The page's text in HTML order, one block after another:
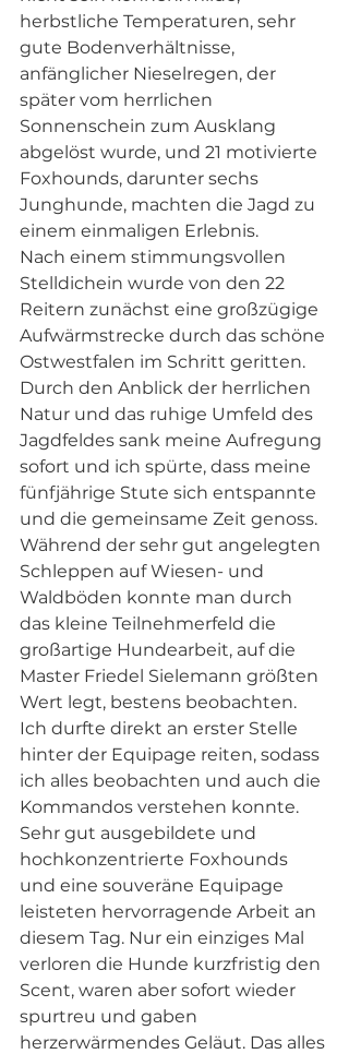
herbstliche Temperaturen, sehr
gute Bodenverhältnisse,
anfänglicher Nieselregen, der
später vom herrlichen
Sonnenschein zum Ausklang
abgelöst wurde, und 21 motivierte
Foxhounds, darunter sechs
Junghunde, machten die Jagd zu
einem einmaligen Erlebnis.
Nach einem stimmungsvollen
Stelldichein wurde von den 22
Reitern zunächst eine großzügige
Aufwärmstrecke durch das schöne
Ostwestfalen im Schritt geritten.
Durch den Anblick der herrlichen
Natur und das ruhige Umfeld des
Jagdfeldes sank meine Aufregung
sofort und ich spürte, dass meine
fünfjährige Stute sich entspannte
und die gemeinsame Zeit genoss.
Während der sehr gut angelegten
Schleppen auf Wiesen- und
Waldböden konnte man durch
das kleine Teilnehmerfeld die
großartige Hundearbeit, auf die
Master Friedel Sielemann größten
Wert legt, bestens beobachten.
Ich durfte direkt an erster Stelle
hinter der Equipage reiten, sodass
ich alles beobachten und auch die
Kommandos verstehen konnte.
Sehr gut ausgebildete und
hochkonzentrierte Foxhounds
und eine souveräne Equipage
leisteten hervorragende Arbeit an
diesem Tag. Nur ein einziges Mal
verloren die Hunde kurzfristig den
Scent, waren aber sofort wieder
spurtreu und gaben
herzerwärmendes Geläut. Das alles